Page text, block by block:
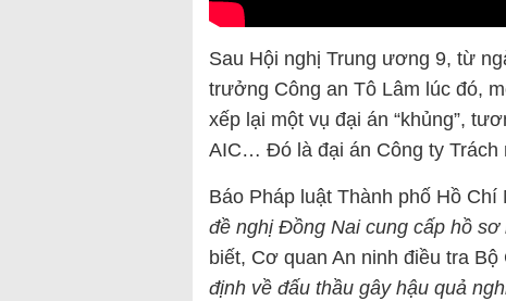
Sau Hội nghị Trung ương 9, từ
trưởng Công an Tô Lâm lúc đó,
xếp lại một vụ đại án “khủng”,
AIC… Đó là đại án Công ty Trách
Báo Pháp luật Thành phố Hồ Chí
đề nghị Đồng Nai cung cấp hồ sơ
biết, Cơ quan An ninh điều tra
định về đấu thầu gây hậu quả